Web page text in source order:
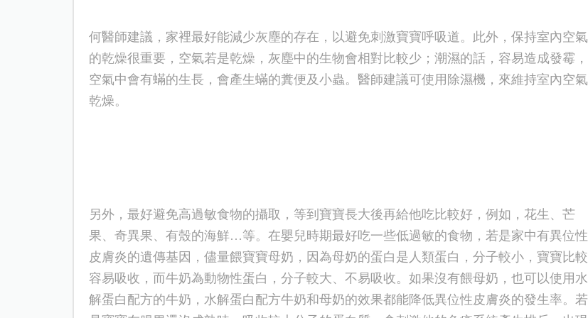
何醫師建議， 家裡最好能減少灰塵的存在，以避免刺激寶寶呼吸道。此外，保持室內空氣
的乾燥很重要，空氣若是乾燥，灰塵中的生物會相對比較少；潮濕的話，容易造成發霉，
空氣中會有蟎的生長，會產生蟎的糞便及小蟲。 醫師建議可使用除濕機 ，來維持室內空氣
乾燥。
另外，最好避免高過敏食物的攝取，等到寶寶長大後再給他吃比較好，例如，花生、芒
果、奇異果、有殼的海鮮…等。 在嬰兒時期最好吃一些低過敏的食物，若是家中有異位性
皮膚炎的遺傳基因，儘量餵寶寶母奶，因為母奶的蛋白是人類蛋白，分子較小，寶寶比較
容易吸收，而牛奶為動物性蛋白，分子較大、不易吸收。如果沒有餵母奶，也可以使用水
解蛋白配方的牛奶，水解蛋白配方牛奶和母奶的效果都能降低異位性皮膚炎的發生率。若